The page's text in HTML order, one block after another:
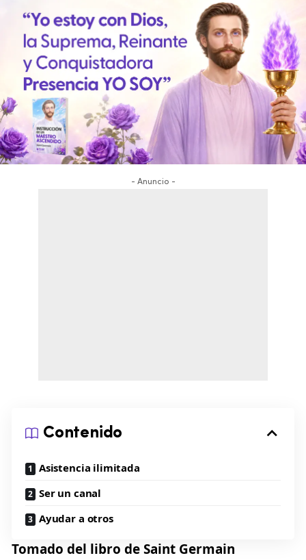
- Anuncio -
Contenido
Asistencia ilimitada
Ser un canal
Ayudar a otros
Tomado del libro de Saint Germain